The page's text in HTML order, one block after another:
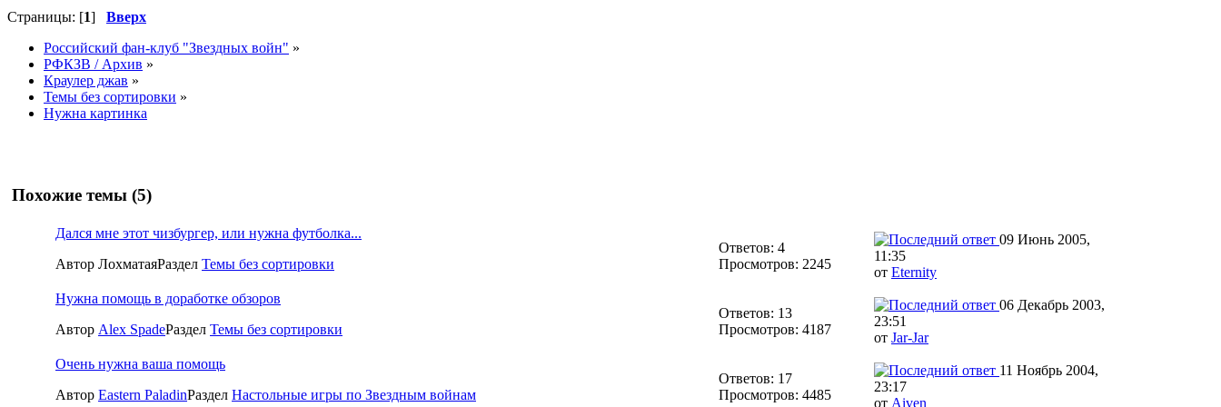
Страницы: [1] Вверх
Российский фан-клуб "Звездных войн" »
РФКЗВ / Архив »
Краулер джав »
Темы без сортировки »
Нужна картинка
Похожие темы (5)
Дался мне этот чизбургер, или нужна футболка...
Автор ЛохматаяРаздел Темы без сортировки
Ответов: 4
Просмотров: 2245
09 Июнь 2005,
11:35
от Eternity
Нужна помощь в доработке обзоров
Автор Alex SpadeРаздел Темы без сортировки
Ответов: 13
Просмотров: 4187
06 Декабрь 2003,
23:51
от Jar-Jar
Очень нужна ваша помощь
Автор Eastern PaladinРаздел Настольные игры по Звездным войнам
Ответов: 17
Просмотров: 4485
11 Ноябрь 2004,
23:17
от Aiven